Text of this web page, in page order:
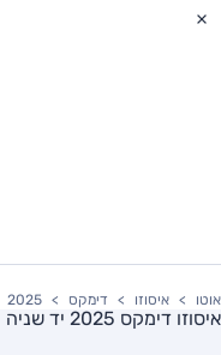
אוטו איסוזו דימקס 2025
איסוזו דימקס 2025 יד שניה